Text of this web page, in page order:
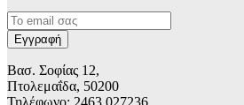
Βασ. Σοφίας 12,
Πτολεμαΐδα, 50200